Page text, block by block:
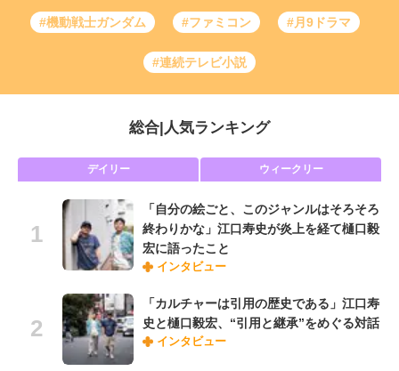
#機動戦士ガンダム #ファミコン #月9ドラマ
#連続テレビ小説
総合 人気ランキング
デイリー ウィークリー
「自分の絵ごと、このジャンルはそろそろ
終わりかな」江口寿史が炎上を経て樋口毅
宏に語ったこと
インタビュー
「カルチャーは引用の歴史である」江口寿
史と樋口毅宏、“引用と継承”をめぐる対話
インタビュー